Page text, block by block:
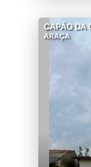
CAPÃO DA
ARAÇA